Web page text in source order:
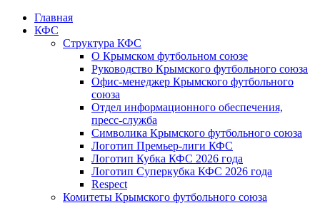
Главная
КФС
Структура КФС
О Крымском футбольном союзе
Руководство Крымского футбольного союза
Офис-менеджер Крымского футбольного
союза
Отдел информационного обеспечения,
пресс-служба
Символика Крымского футбольного союза
Логотип Премьер-лиги КФС
Логотип Кубка КФС 2026 года
Логотип Суперкубка КФС 2026 года
Respect
Комитеты Крымского футбольного союза